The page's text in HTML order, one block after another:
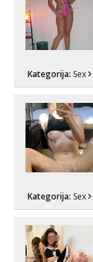
Kategorija: Sex
Kategorija: Sex